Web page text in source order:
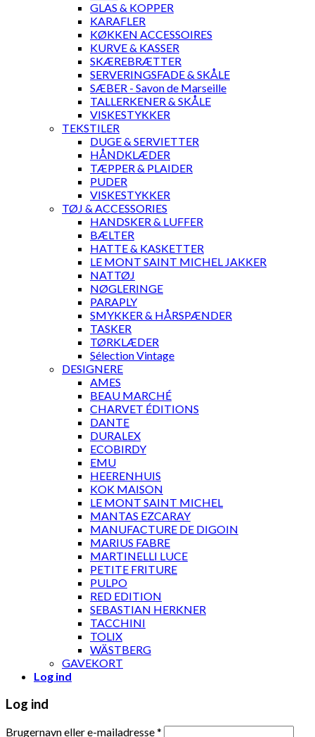
GLAS & KOPPER
KARAFLER
KØKKEN ACCESSOIRES
KURVE & KASSER
SKÆREBRÆTTER
SERVERINGSFADE & SKÅLE
SÆBER - Savon de Marseille
TALLERKENER & SKÅLE
VISKESTYKKER
TEKSTILER
DUGE & SERVIETTER
HÅNDKLÆDER
TÆPPER & PLAIDER
PUDER
VISKESTYKKER
TØJ & ACCESSORIES
HANDSKER & LUFFER
BÆLTER
HATTE & KASKETTER
LE MONT SAINT MICHEL JAKKER
NATTØJ
NØGLERINGE
PARAPLY
SMYKKER & HÅRSPÆNDER
TASKER
TØRKLÆDER
Sélection Vintage
DESIGNERE
AMES
BEAU MARCHÉ
CHARVET ÉDITIONS
DANTE
DURALEX
ECOBIRDY
EMU
HEERENHUIS
KOK MAISON
LE MONT SAINT MICHEL
MANTAS EZCARAY
MANUFACTURE DE DIGOIN
MARIUS FABRE
MARTINELLI LUCE
PETITE FRITURE
PULPO
RED EDITION
SEBASTIAN HERKNER
TACCHINI
TOLIX
WÄSTBERG
GAVEKORT
Log ind
Log ind
Brugernavn eller e-mailadresse*